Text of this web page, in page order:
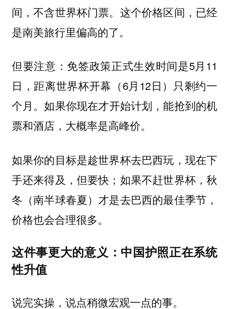
间，不含世界杯门票。这个价格区间，已经
是南美旅行里偏高的了。
但要注意：免签政策正式生效时间是5月11
日，距离世界杯开幕（6月12日）只剩约一
个月。如果你现在才开始计划，能抢到的机
票和酒店，大概率是高峰价。
如果你的目标是趁世界杯去巴西玩，现在下
手还来得及，但要快；如果不赶世界杯，秋
冬（南半球春夏）才是去巴西的最佳季节，
价格也会合理很多。
这件事更大的意义：中国护照正在系统
性升值
说完实操，说点稍微宏观一点的事。